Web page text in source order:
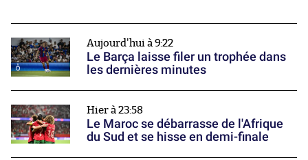
Aujourd'hui à 9:22
Le Barça laisse filer un trophée dans
les dernières minutes
Hier à 23:58
Le Maroc se débarrasse de l'Afrique
du Sud et se hisse en demi-finale